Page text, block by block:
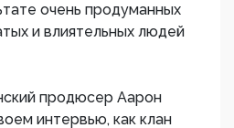
очень продуманных
и влиятельных людей
продюсер Аарон
интервью, как клан